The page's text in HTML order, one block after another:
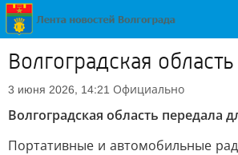
Волгоградская
3 июня 2026, 14:21 Официально
Волгоградская область
Портативные и автомобильные